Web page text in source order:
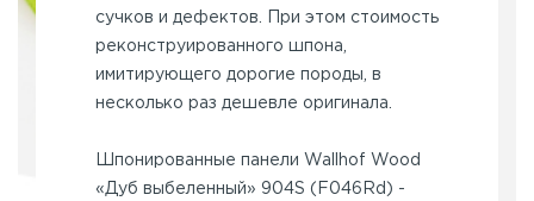
сучков и дефектов. При этом стоимость
реконструированного шпона,
имитирующего дорогие породы, в
несколько раз дешевле оригинала.
Шпонированные панели Wallhof Wood
«Дуб выбеленный» 904S (F046Rd) -